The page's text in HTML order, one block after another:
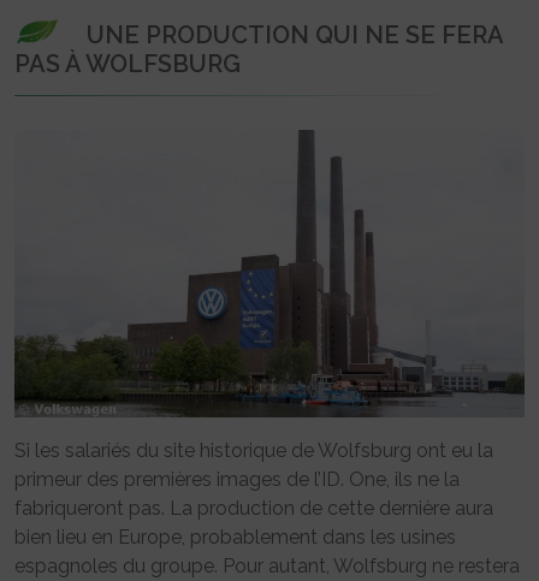
UNE PRODUCTION QUI NE SE FERA
PAS À WOLFSBURG
Si les salariés du site historique de Wolfsburg ont eu la
primeur des premières images de l’ID. One, ils ne la
fabriqueront pas. La production de cette dernière aura
bien lieu en Europe, probablement dans les usines
espagnoles du groupe. Pour autant, Wolfsburg ne restera